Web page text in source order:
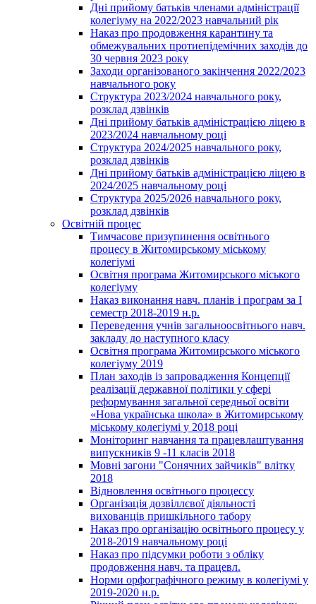
Дні прийому батьків членами адміністрації
колегіуму на 2022/2023 навчальний рік
Наказ про продовження карантину та
обмежувальних протиепідемічних заходів до
30 червня 2023 року
Заходи організованого закінчення 2022/2023
навчального року
Структура 2023/2024 навчального року,
розклад дзвінків
Дні прийому батьків адміністрацією ліцею в
2023/2024 навчальному році
Структура 2024/2025 навчального року,
розклад дзвінків
Дні прийому батьків адміністрацією ліцею в
2024/2025 навчальному році
Структура 2025/2026 навчального року,
розклад дзвінків
Освітній процес
Тимчасове призупинення освітнього
процесу в Житомирському міському
колегіумі
Освітня програма Житомирського міського
колегіуму
Наказ виконання навч. планів і програм за І
семестр 2018-2019 н.р.
Переведення учнів загальноосвітнього навч.
закладу до наступного класу
Освітня програма Житомирського міського
колегіуму 2019
План заходів із запровадження Концепції
реалізації державної політики у сфері
реформування загальної середньої освіти
«Нова українська школа» в Житомирському
міському колегіумі у 2018 році
Моніторинг навчання та працевлаштування
випускників 9 -11 класів 2018
Мовні загони "Сонячних зайчиків" влітку
2018
Відновлення освітнього процессу
Організація дозвіллєвої діяльності
вихованців пришкільного табору
Наказ про організацію освітнього процесу у
2018-2019 навчальному році
Наказ про підсумки роботи з обліку
продовження навч. та працевл.
Норми орфографічного режиму в колегіумі у
2019-2020 н.р.